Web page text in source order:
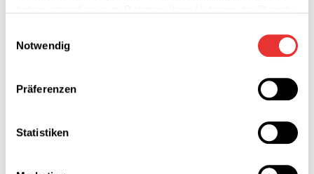
Notwendig
Präferenzen
Statistiken
Grundreinigungsprodukte und
Unterhalts-, Küchen- und Sanitärreiniger